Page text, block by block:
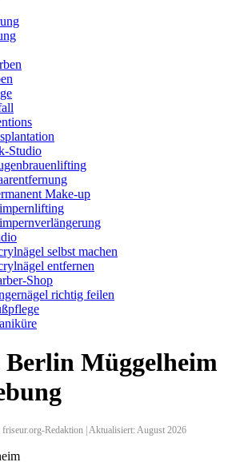
Studio
Make-up
selbst machen
entfernen
Shop
richtig feilen
Müggelheim
Redaktion | Aktualisiert: August 2026